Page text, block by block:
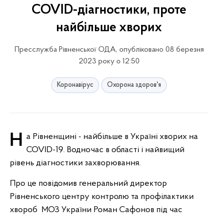
COVID-діагностики, проте
найбільше хворих
Пресслужба Рівненської ОДА, опубліковано 08 березня
2023 року о 12:50
Коронавірус Охорона здоров'я
На Рівненщині - найбільше в Україні хворих на COVID-19. Водночас в області і найвищий
рівень діагностики захворювання.
Про це повідомив генеральний директор
Рівненського центру контролю та профілактики
хвороб МОЗ України Роман Сафонов під час